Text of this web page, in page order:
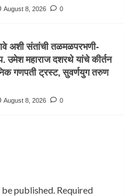
August 8, 2026
0
अशी संतांची तळमळपरभणी-
उमेश महाराज दशरथे यांचे कीर्तन
गणपती ट्रस्ट, सुवर्णयुग तरुण
August 8, 2026 0
published. Required